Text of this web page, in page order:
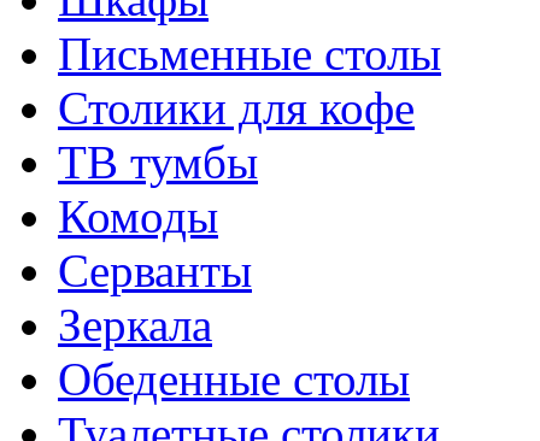
Письменные столы
Столики для кофе
ТВ тумбы
Комоды
Серванты
Зеркала
Обеденные столы